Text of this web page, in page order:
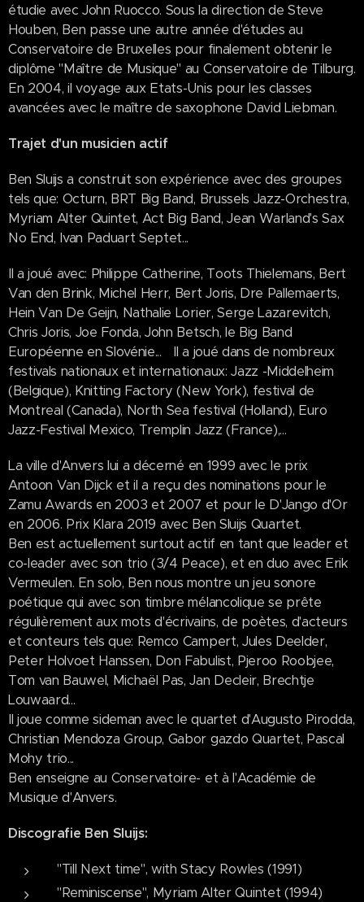
étudie avec John Ruocco. Sous la direction de Steve
Houben, Ben passe une autre année d'études au
Conservatoire de Bruxelles pour finalement obtenir le
diplôme "Maître de Musique" au Conservatoire de Tilburg.
En 2004, il voyage aux Etats-Unis pour les classes
avancées avec le maître de saxophone David Liebman.
Trajet d'un musicien actif
Ben Sluijs a construit son expérience avec des groupes
tels que: Octurn, BRT Big Band, Brussels Jazz-Orchestra,
Myriam Alter Quintet, Act Big Band, Jean Warland's Sax
No End, Ivan Paduart Septet...
Il a joué avec: Philippe Catherine, Toots Thielemans, Bert
Van den Brink, Michel Herr, Bert Joris, Dre Pallemaerts,
Hein Van De Geijn, Nathalie Lorier, Serge Lazarevitch,
Chris Joris, Joe Fonda, John Betsch, le Big Band
Européenne en Slovénie... Il a joué dans de nombreux
festivals nationaux et internationaux: Jazz -Middelheim
(Belgique), Knitting Factory (New York), festival de
Montreal (Canada), North Sea festival (Holland), Euro
Jazz-Festival Mexico, Tremplin Jazz (France),...
La ville d'Anvers lui a décerné en 1999 avec le prix
Antoon Van Dijck et il a reçu des nominations pour le
Zamu Awards en 2003 et 2007 et pour le D'Jango d'Or
en 2006. Prix Klara 2019 avec Ben Sluijs Quartet.
Ben est actuellement surtout actif en tant que leader et
co-leader avec son trio (3/4 Peace), et en duo avec Erik
Vermeulen. En solo, Ben nous montre un jeu sonore
poétique qui avec son timbre mélancolique se prête
régulièrement aux mots d'écrivains, de poètes, d'acteurs
et conteurs tels que: Remco Campert, Jules Deelder,
Peter Holvoet Hanssen, Don Fabulist, Pjeroo Roobjee,
Tom van Bauwel, Michaël Pas, Jan Decleir, Brechtje
Louwaard...
Il joue comme sideman avec le quartet d'Augusto Pirodda,
Christian Mendoza Group, Gabor gazdo Quartet, Pascal
Mohy trio...
Ben enseigne au Conservatoire- et à l'Académie de
Musique d'Anvers.
Discografie Ben Sluijs:
"Till Next time", with Stacy Rowles (1991)
"Reminiscense", Myriam Alter Quintet (1994)